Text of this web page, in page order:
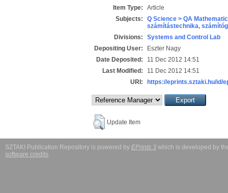
Item Type:
Article
Subjects:
Q Science > QA
számítástechnika,
Divisions:
Systems and Control Lab
Depositing User:
Eszter Nagy
Date Deposited:
11 Dec 2012 14:51
Last Modified:
11 Dec 2012 14:51
URI:
https://eprints.sztaki.hu/id/
Update Item
SZTAKI Publication Repository is powered by EPrints 3 which is developed by
software credits.